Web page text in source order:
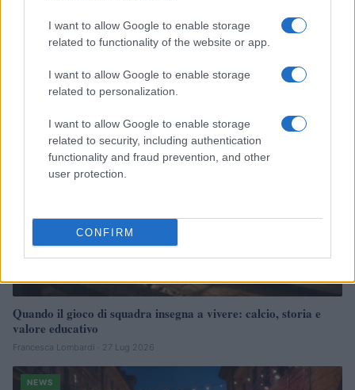
I want to allow Google to enable storage
related to functionality of the website or app.
I want to allow Google to enable storage
related to personalization.
I want to allow Google to enable storage
related to security, including authentication
functionality and fraud prevention, and other
user protection.
CONFIRM
CSI Bergamo: Tra Corsi, Eventi e Protezione dei Dati
Personali
NEWS
Quando il gioco di squadra insegna a vivere: calcio, storia e
valore educativo
Francesca Lombardi · 27 Lug 2026
NEWS